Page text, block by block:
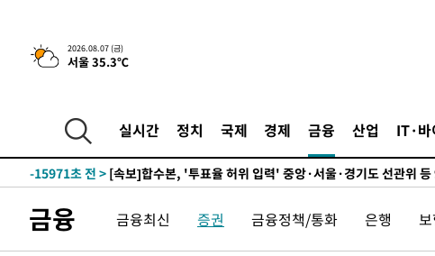
2026.08.07 (금)
서울 35.3℃
실시간 정치 국제 경제 금융 산업 IT·바
-22533초 전 >[속보]종합특검, '관저이전 봐주기 감사' 유병호 구속기소
-19133초 전 >민주 콩고 에볼라환자 4천명 돌파, 4053명 발생 1850명 사망
-17577초 전 >
"미 전국적 살모네라 식중독 원인은 멕시코산 할라피뇨"-- CDC
-16090초 전 >
-15971초 전 > [속보]합수본, '투표율 허위 입력' 중앙·서울·경기도 선관위 등
-15522초 전 >
[속보]삼성전자·SK하이닉스 동반 강보합…1%대 상승 출발
-15508초 전 >[속보]코스닥, 5.95포인트(0.74%) 상승한 807.62개장
금융 금융최신 증권 금융정책/통화 은행